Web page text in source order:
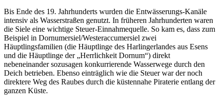
Bis Ende des 19. Jahrhunderts wurden die Entwässerungs-Kanäle
intensiv als Wasserstraßen genutzt. In früheren Jahrhunderten waren
die Siele eine wichtige Steuer-Einnahmequelle. So kam es, dass zum
Beispiel in Dornumersiel/Westeraccumersiel zwei
Häuptlingsfamilien (die Häuptlinge des Harlingerlandes aus Esens
und die Häuptlinge der „Herrlichkeit Dornum“) direkt
nebeneinander sozusagen konkurrierende Wasserwege durch den
Deich betrieben. Ebenso einträglich wie die Steuer war der noch
direktere Weg des Raubes durch die küstennahe Piraterie entlang der
ganzen Küste.